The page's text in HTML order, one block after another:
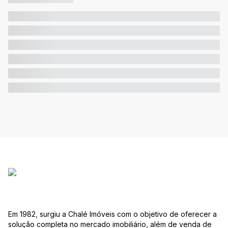
Em 1982, surgiu a Chalé Imóveis com o objetivo de oferecer a
solução completa no mercado imobiliário, além de venda de